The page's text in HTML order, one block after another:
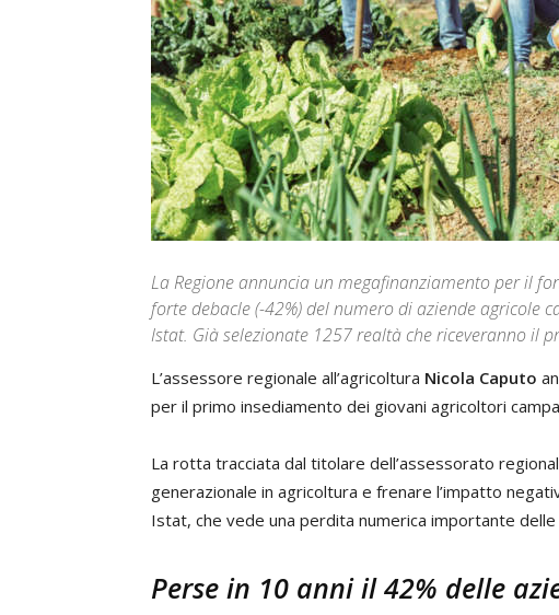
La Regione annuncia un megafinanziamento per il
forte debacle (-42%) del numero di aziende agricole
Istat. Già selezionate 1257 realtà che riceveranno il
L’assessore regionale all’agricoltura Nicola Caputo
per il primo insediamento dei giovani agricoltori
La rotta tracciata dal titolare dell’assessorato
generazionale in agricoltura e frenare l’impatto
Istat, che vede una perdita numerica importante delle
Perse in 10 anni il 42% delle